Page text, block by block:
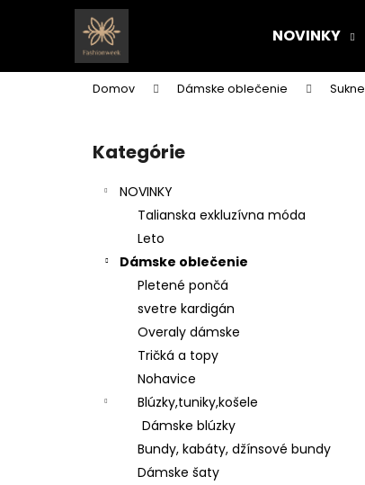
NOVINKY
Domov Dámske oblečenie Sukne
Preskočiť
kategórie
Kategórie
NOVINKY
Talianska exkluzívna móda
Leto
Dámske oblečenie
Pletené pončá
svetre kardigán
Overaly dámske
Tričká a topy
Nohavice
Blúzky,tuniky,košele
Dámske blúzky
Bundy, kabáty, džínsové bundy
Dámske šaty
í
Späť
do
obchodu
Späť
do
obchodu
KOŠEĽOVÁ BLÚZKA Z ĽAHKEJ A
PRÍJEMNEJ BAVLNY K65622